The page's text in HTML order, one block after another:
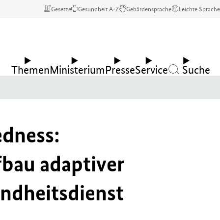
Gesetze Gesundheit A-Z Gebärdensprache Leichte Sprache
ThemenMinisteriumPresseService Suche
adaptiver